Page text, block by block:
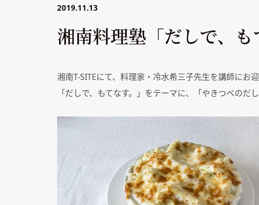
2019.11.13
湘南料理塾「だしで、
湘南T-SITEにて、料理家・冷水希三子先生を講師にお
「だしで、もてなす。」をテーマに、「やきつべのだ